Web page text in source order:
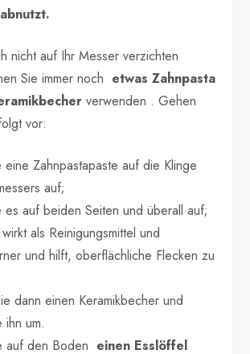
nicht auf Ihr Messer verzichten
Sie immer noch etwas Zahnpasta
verwenden . Gehen
vor:
eine Zahnpastapaste auf die Klinge
auf;
es auf beiden Seiten und überall auf;
als Reinigungsmittel und
und hilft, oberflächliche Flecken zu
dann einen Keramikbecher und
ihn um.
auf den Boden einen Esslöffel